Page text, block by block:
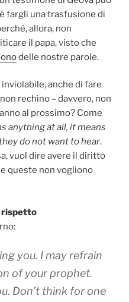
fargli una trasfusione di
allora, non
il papa, visto che
delle nostre parole.
anche di fare
rechino – davvero, non
al prossimo? Come
anything at all, it means
do not want to hear.
vuol dire avere il diritto
queste non vogliono
rispetto
you. I may refrain
of your prophet.
Don’t think for one